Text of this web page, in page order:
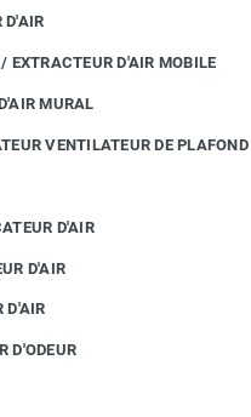
D'AIR
EXTRACTEUR D'AIR MOBILE
MURAL
VENTILATEUR DE PLAFOND
D'AIR
D'AIR
D'AIR
D'ODEUR